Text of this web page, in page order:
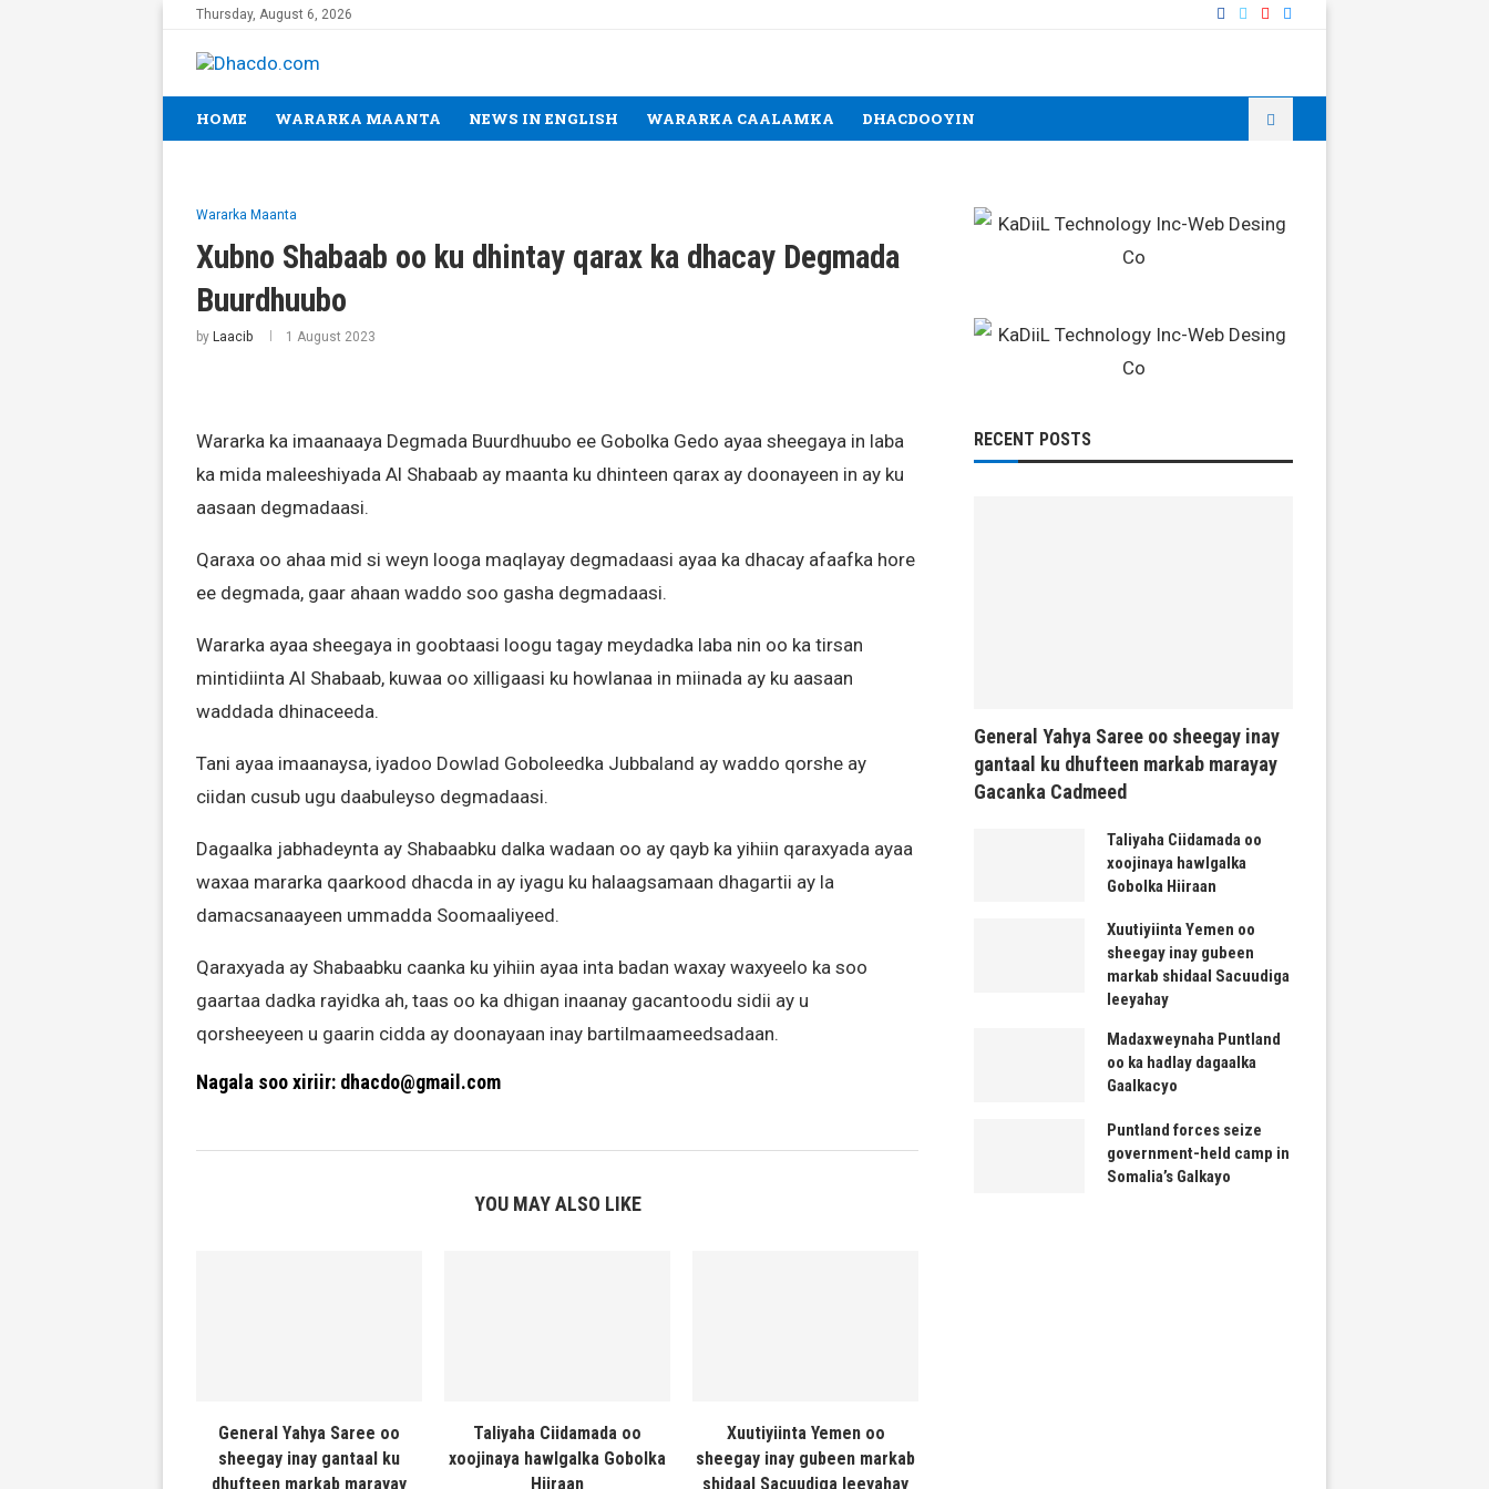
Thursday, August 6, 2026
HOME WARARKA MAANTA NEWS IN ENGLISH WARARKA CAALAMKA DHACDOOYIN
Wararka Maanta
Xubno Shabaab oo ku dhintay qarax ka dhacay Degmada
Buurdhuubo
by Laacib 1 August 2023
Wararka ka imaanaaya Degmada Buurdhuubo ee Gobolka Gedo ayaa sheegaya in laba
ka mida maleeshiyada Al Shabaab ay maanta ku dhinteen qarax ay doonayeen in ay ku
aasaan degmadaasi.
Qaraxa oo ahaa mid si weyn looga maqlayay degmadaasi ayaa ka dhacay afaafka hore
ee degmada, gaar ahaan waddo soo gasha degmadaasi.
Wararka ayaa sheegaya in goobtaasi loogu tagay meydadka laba nin oo ka tirsan
mintidiinta Al Shabaab, kuwaa oo xilligaasi ku howlanaa in miinada ay ku aasaan
waddada dhinaceeda.
Tani ayaa imaanaysa, iyadoo Dowlad Goboleedka Jubbaland ay waddo qorshe ay
ciidan cusub ugu daabuleyso degmadaasi.
Dagaalka jabhadeynta ay Shabaabku dalka wadaan oo ay qayb ka yihiin qaraxyada ayaa
waxaa mararka qaarkood dhacda in ay iyagu ku halaagsamaan dhagartii ay la
damacsanaayeen ummadda Soomaaliyeed.
Qaraxyada ay Shabaabku caanka ku yihiin ayaa inta badan waxay waxyeelo ka soo
gaartaa dadka rayidka ah, taas oo ka dhigan inaanay gacantoodu sidii ay u
qorsheeyeen u gaarin cidda ay doonayaan inay bartilmaameedsadaan.
Nagala soo xiriir: dhacdo@gmail.com
YOU MAY ALSO LIKE
General Yahya Saree oo
sheegay inay gantaal ku
dhufteen markab marayay
Taliyaha Ciidamada oo
xoojinaya hawlgalka Gobolka
Hiiraan
Xuutiyiinta Yemen oo
sheegay inay gubeen markab
shidaal Sacuudiga leeyahay
RECENT POSTS
General Yahya Saree oo sheegay inay
gantaal ku dhufteen markab marayay
Gacanka Cadmeed
Taliyaha Ciidamada oo
xoojinaya hawlgalka
Gobolka Hiiraan
Xuutiyiinta Yemen oo
sheegay inay gubeen
markab shidaal Sacuudiga
leeyahay
Madaxweynaha Puntland
oo ka hadlay dagaalka
Gaalkacyo
Puntland forces seize
government-held camp in
Somalia’s Galkayo